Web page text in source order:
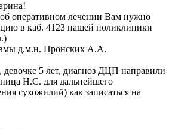
оперативном лечении Вам нужно
в каб. 4123 нашей поликлиники
д.м.н. Пронских А.А.
девочке 5 лет, диагноз ДЦП направили
Н.С. для дальнейшего
сухожилий) как записаться на